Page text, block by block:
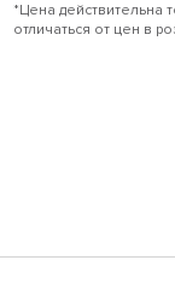
*Цена действительна
отличаться от цен в